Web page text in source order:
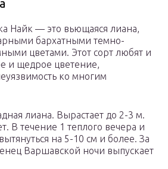
Найк — это вьющаяся лиана,
бархатными темно-
цветами. Этот сорт любят и
и щедрое цветение,
ко многим
лиана. Вырастает до 2-3 м.
В течение 1 теплого вечера и
на 5-10 см и более. За
Варшавской ночи выпускает